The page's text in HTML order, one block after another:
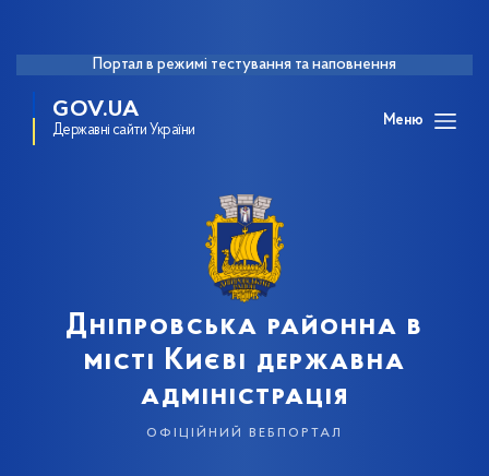
Портал в режимі тестування та наповнення
GOV.UA
Державні сайти України
Меню
Дніпровська районна в
місті Києві державна
адміністрація
офіційний вебпортал